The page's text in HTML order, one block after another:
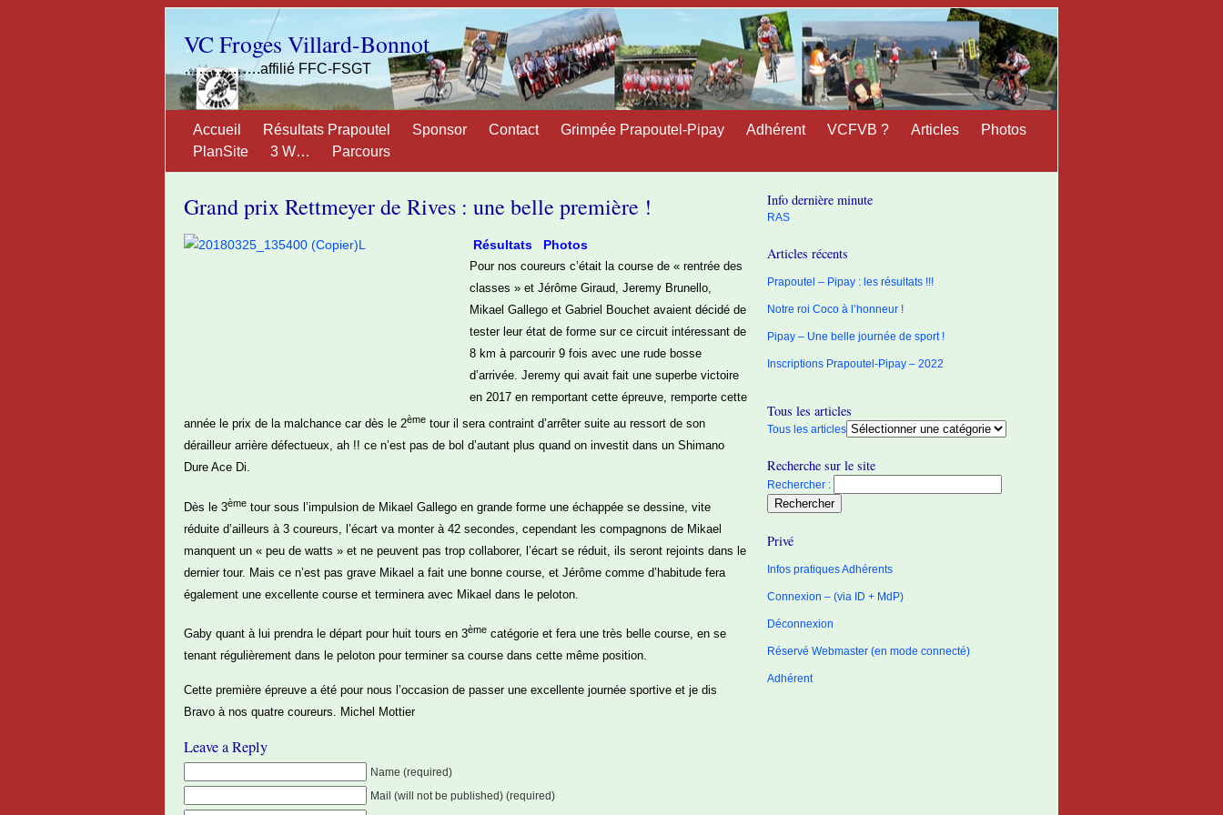
VC Froges Villard-Bonnot
…………….affilié FFC-FSGT
Accueil Résultats Prapoutel Sponsor Contact Grimpée Prapoutel-Pipay Adhérent VCFVB ? Articles
Photos
PlanSite
3 W… Parcours
Grand prix Rettmeyer de Rives : une belle première !
Résultats Photos
Pour nos coureurs c’était la course de « rentrée des
classes » et Jérôme Giraud, Jeremy Brunello,
Mikael Gallego et Gabriel Bouchet avaient décidé de
tester leur état de forme sur ce circuit intéressant de
8 km à parcourir 9 fois avec une rude bosse
d’arrivée. Jeremy qui avait fait une superbe victoire
en 2017 en remportant cette épreuve, remporte cette
année le prix de la malchance car dès le 2ème tour il sera contraint d’arrêter suite au ressort de son
dérailleur arrière défectueux, ah !! ce n’est pas de bol d’autant plus quand on investit dans un Shimano
Dure Ace Di.
Dès le 3ème tour sous l’impulsion de Mikael Gallego en grande forme une échappée se dessine, vite
réduite d’ailleurs à 3 coureurs, l’écart va monter à 42 secondes, cependant les compagnons de Mikael
manquent un « peu de watts » et ne peuvent pas trop collaborer, l’écart se réduit, ils seront rejoints dans le
dernier tour. Mais ce n’est pas grave Mikael a fait une bonne course, et Jérôme comme d’habitude fera
également une excellente course et terminera avec Mikael dans le peloton.
Gaby quant à lui prendra le départ pour huit tours en 3ème catégorie et fera une très belle course, en se
tenant régulièrement dans le peloton pour terminer sa course dans cette même position.
Cette première épreuve a été pour nous l’occasion de passer une excellente journée sportive et je dis
Bravo à nos quatre coureurs. Michel Mottier
Leave a Reply
Name (required)
Mail (will not be published) (required)
Info dernière minute
RAS
Articles récents
Prapoutel – Pipay : les résultats !!!
Notre roi Coco à l’honneur !
Pipay – Une belle journée de sport !
Inscriptions Prapoutel-Pipay – 2022
Tous les articles
Tous les articles
Recherche sur le site
Rechercher :
Privé
Infos pratiques Adhérents
Connexion – (via ID + MdP)
Déconnexion
Réservé Webmaster (en mode connecté)
Adhérent